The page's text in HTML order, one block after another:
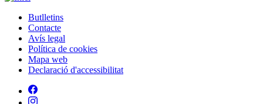
Peu
Butlletins
Contacte
Avís legal
Política de cookies
Mapa web
Declaració d'accessibilitat